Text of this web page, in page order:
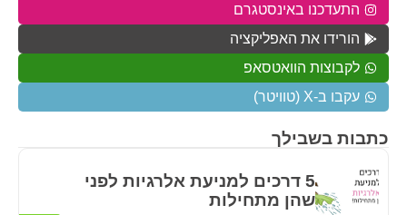
כתבות בשבילך
5 דרכים למניעת אלרגיות לפני
שהן מתחילות
התעדכנו באינסטגרם
הורידו את האפליקציה
לקבוצות הוואטסאפ
עקבו ב-X (טוויטר)